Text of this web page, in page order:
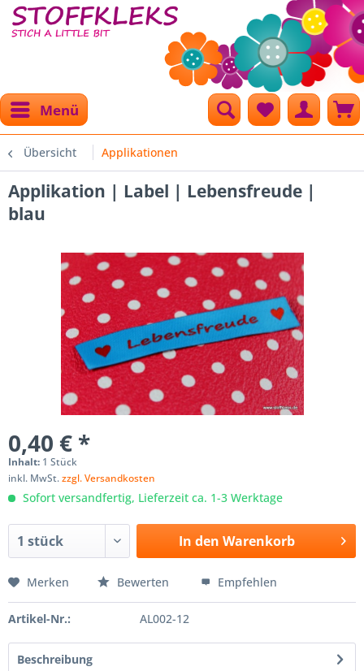
Menü
Übersicht Applikationen
Applikation | Label | Lebensfreude |
blau
0,40 € *
Inhalt: 1 Stück
inkl. MwSt.zzgl. Versandkosten
Sofort versandfertig, Lieferzeit ca. 1-3 Werktage
In den Warenkorb
Merken Bewerten Empfehlen
Artikel-Nr.: AL002-12
Beschreibung